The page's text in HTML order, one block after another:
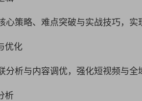
心策略、难点突破与实战技巧，
优化
分析与内容调优，强化短视频与全
析